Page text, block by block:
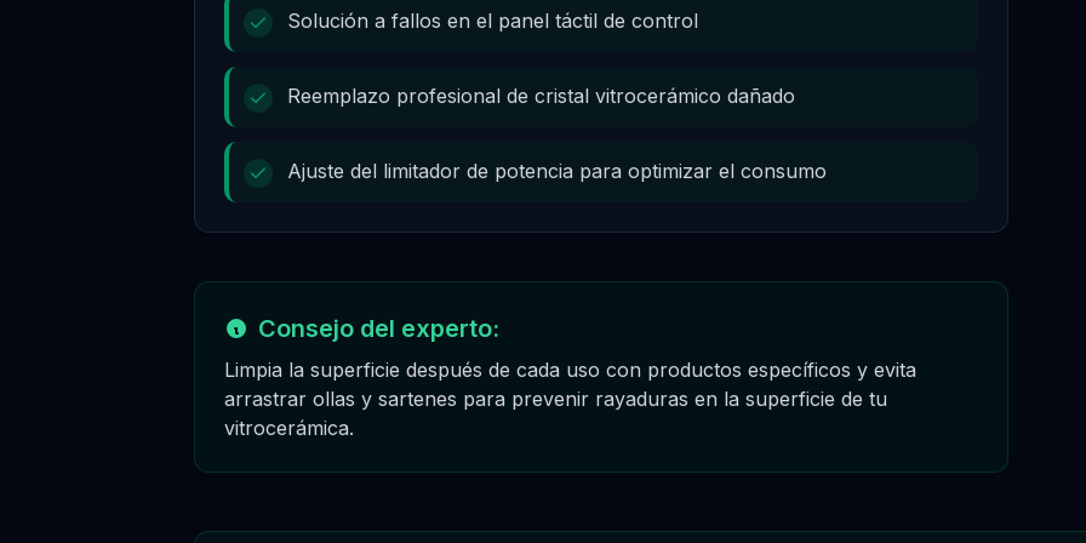
Solución a fallos en el panel táctil de control
Reemplazo profesional de cristal vitrocerámico dañado
Ajuste del limitador de potencia para optimizar el consumo
Consejo del experto:
Limpia la superficie después de cada uso con productos específicos y evita
arrastrar ollas y sartenes para prevenir rayaduras en la superficie de tu
vitrocerámica.